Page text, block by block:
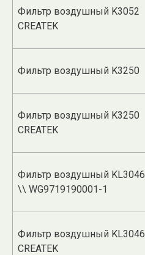
Фильтр воздушный K3052
CREATEK
Фильтр воздушный K3250
Фильтр воздушный K3250
CREATEK
Фильтр воздушный KL3046
\\ WG9719190001-1
Фильтр воздушный KL3046
CREATEK